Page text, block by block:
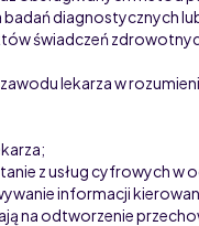
diagnostycznych
świadczeń
lekarza w
z usług cyfrowych w
informacji
na odtworzenie